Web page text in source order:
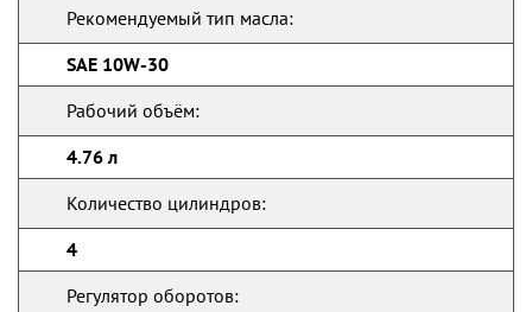
Рекомендуемый тип масла:
SAE 10W-30
Рабочий объём:
4.76 л
Количество цилиндров:
4
Регулятор оборотов: